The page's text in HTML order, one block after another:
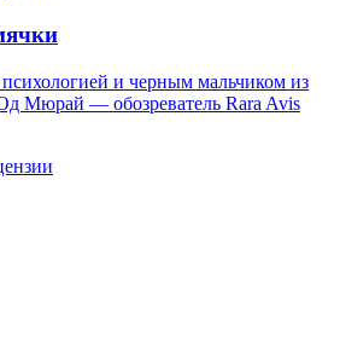
и черным мальчиком из
Мюрай — обозреватель Rara Avis